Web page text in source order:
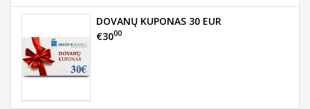
DOVANŲ KUPONAS 30 EUR
€3000